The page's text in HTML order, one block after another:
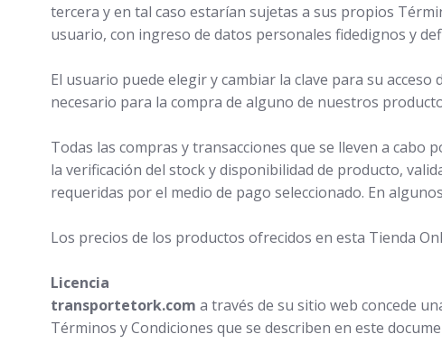
tercera y en tal caso estarían sujetas a sus propios
usuario, con ingreso de datos personales fidedignos y
El usuario puede elegir y cambiar la clave para su
necesario para la compra de alguno de nuestros
Todas las compras y transacciones que se lleven a
la verificación del stock y disponibilidad de producto,
requeridas por el medio de pago seleccionado. En
Los precios de los productos ofrecidos en esta Tienda
Licencia
transportetork.com a través de su sitio web concede
Términos y Condiciones que se describen en este